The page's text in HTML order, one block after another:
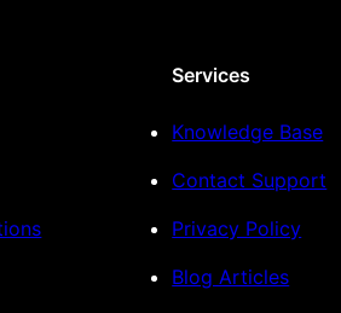
Services
Knowledge Base
Contact Support
Privacy Policy
Blog Articles